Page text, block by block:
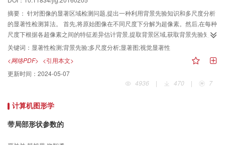
摘要： 针对图像的显著区域检测问题,提出一种利用背景先验知识和多尺度分析
的显著性检测算法。 首先,将原始图像在不同尺度下分解为超像素。然后,在每种
尺度下根据各超像素之间的特征差异估计背景,提取背景区域,获取背景先验知
识。根据背景先验计算各超像素的显著性,得到显著图。最后,将不同超像素尺度
下的显著图进行融合得到最终显著图。 在公开的MASR-1000、ECSSD、SED
和SOD数据集上进行实验验证,并和目前流行的算法进行实验对比。本文算法的
准确率、召回率、F-Measure以及平均绝对误差均在4个数据集上的平均值分别
为0.718 9、0.699 9、0.708 6和0.042 3,均优于当前流行的算法。 提出了一种
性。实验结果表明,本文算法能够完整、准确地检测显著性区域,适用于自然图像
的显著性目标检测或目标分割应用。
关键词： 显著性检测;背景先验;多尺度分析;显著图;视觉显著性
<网络PDF> <引用本文>
更新时间： 2024-05-07
4936
| 470 | 7
计算机图形学
带局部形状参数的